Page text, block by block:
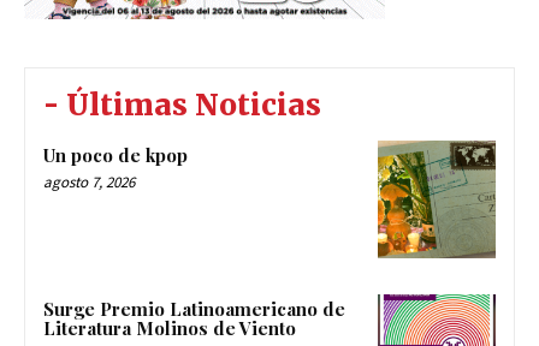
- Últimas Noticias
Un poco de kpop
agosto 7, 2026
Surge Premio Latinoamericano de
Literatura Molinos de Viento